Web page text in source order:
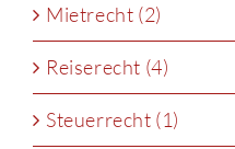
Mietrecht (2)
Reiserecht (4)
Steuerrecht (1)